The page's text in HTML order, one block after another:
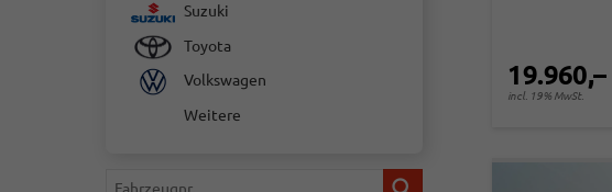
19.960,–
incl. 19% MwSt.
Suzuki
Toyota
Volkswagen
Weitere
Fahrzeugnr.